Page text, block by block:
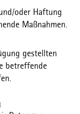
oder Haftung
Maßnahmen.
gestellten
betreffende